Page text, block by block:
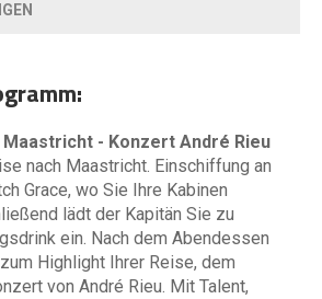
- Konzert André Rieu
nach Maastricht. Einschiffung an
Grace, wo Sie Ihre Kabinen
lädt der Kapitän Sie zu
ein. Nach dem Abendessen
Highlight Ihrer Reise, dem
von André Rieu. Mit Talent,